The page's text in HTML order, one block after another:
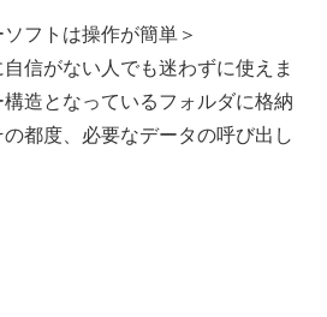
フトは操作が簡単＞
信がない人でも迷わずに使えま
造となっているフォルダに格納
都度、必要なデータの呼び出し